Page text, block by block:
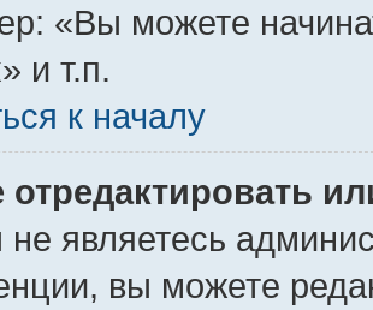
«Вы можете
и т.п.
к началу
отредактировать
являетесь
вы можете